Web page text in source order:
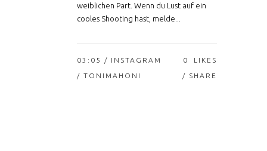
weiblichen Part. Wenn du Lust auf ein
cooles Shooting hast, melde...
03:05 / INSTAGRAM
/ TONIMAHONI
0
LIKES
SHARE